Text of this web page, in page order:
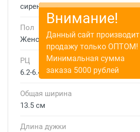
сиреневый
Пол
Женские
РЦ
6.2-6.4 см
Общая ширина
13.5 см
Длина дужки
Внимание!
Данный сайт производит
продажу только ОПТОМ!
Минимальная сумма
заказа 5000 рублей